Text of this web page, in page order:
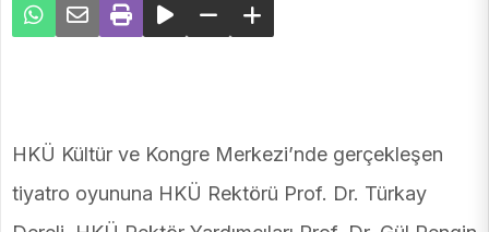
HKÜ Kültür ve Kongre Merkezi’nde gerçekleşen
tiyatro oyununa HKÜ Rektörü Prof. Dr. Türkay